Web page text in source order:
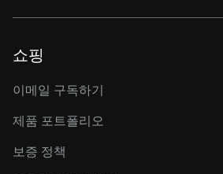
쇼핑
이메일 구독하기
제품 포트폴리오
보증 정책